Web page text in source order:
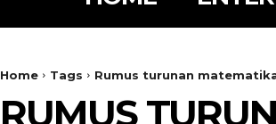
Home Tags Rumus turunan
RUMUS